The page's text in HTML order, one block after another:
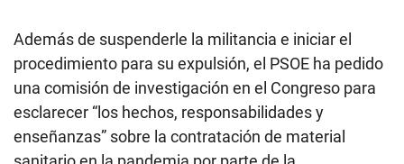
Además de suspenderle la militancia e iniciar el
procedimiento para su expulsión, el PSOE ha pedido
una comisión de investigación en el Congreso para
esclarecer “los hechos, responsabilidades y
enseñanzas” sobre la contratación de material